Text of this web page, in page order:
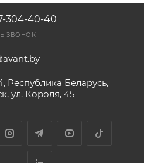
304-40-40
ЗВОНОК
Республика Беларусь,
ул. Короля, 45